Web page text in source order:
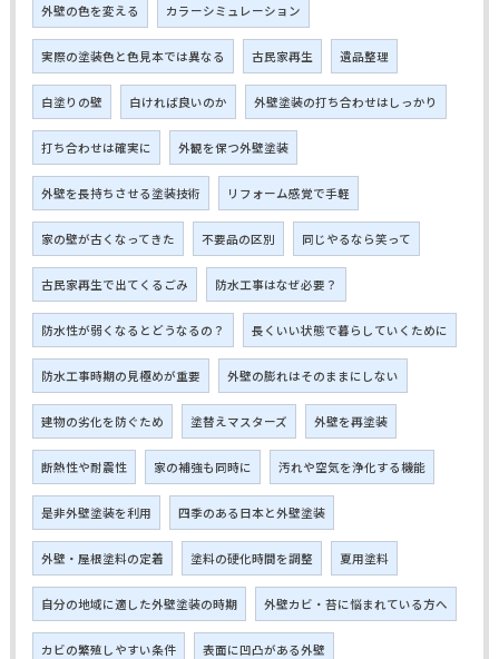
外壁の色を変える カラーシミュレーション
実際の塗装色と色見本では異なる 古民家再生 遺品整理
白塗りの壁 白ければ良いのか 外壁塗装の打ち合わせはしっかり
打ち合わせは確実に 外観を保つ外壁塗装
外壁を長持ちさせる塗装技術 リフォーム感覚で手軽
家の壁が古くなってきた 不要品の区別 同じやるなら笑って
古民家再生で出てくるごみ 防水工事はなぜ必要？
防水性が弱くなるとどうなるの？ 長くいい状態で暮らしていくために
防水工事時期の見極めが重要 外壁の膨れはそのままにしない
建物の劣化を防ぐため 塗替えマスターズ 外壁を再塗装
断熱性や耐震性 家の補強も同時に 汚れや空気を浄化する機能
是非外壁塗装を利用 四季のある日本と外壁塗装
外壁・屋根塗料の定着 塗料の硬化時間を調整 夏用塗料
自分の地域に適した外壁塗装の時期 外壁カビ・苔に悩まれている方へ
カビの繁殖しやすい条件 表面に凹凸がある外壁